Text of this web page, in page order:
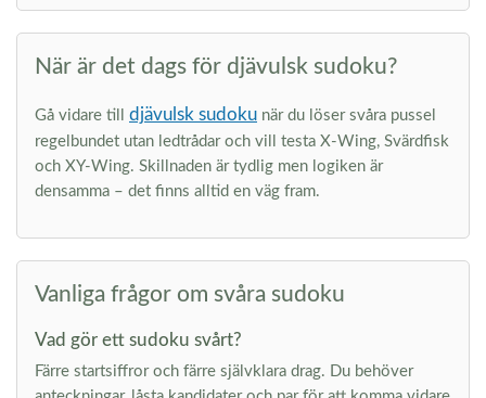
När är det dags för djävulsk sudoku?
Gå vidare till djävulsk sudoku när du löser svåra pussel
regelbundet utan ledtrådar och vill testa X-Wing, Svärdfisk
och XY-Wing. Skillnaden är tydlig men logiken är
densamma – det finns alltid en väg fram.
Vanliga frågor om svåra sudoku
Vad gör ett sudoku svårt?
Färre startsiffror och färre självklara drag. Du behöver